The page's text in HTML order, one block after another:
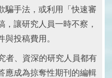
騙手法，或利用「快速審
讓研究人員一時不察，
投稿費用。
、資深的研究人員都有
應成為掠奪性期刊的編輯